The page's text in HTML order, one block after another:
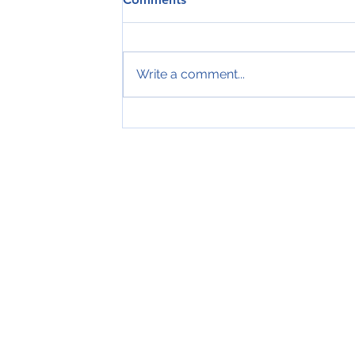
Write a comment...